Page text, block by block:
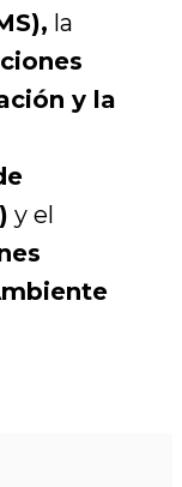
la
y la
y el